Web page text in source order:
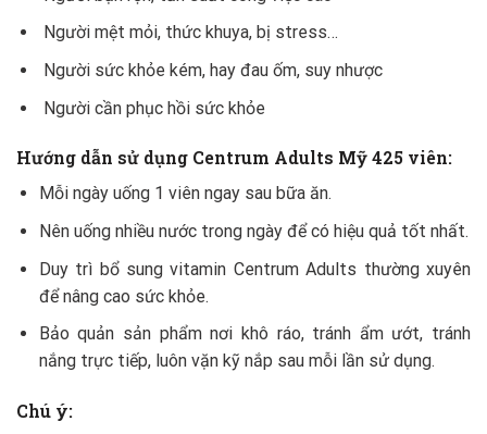
Người mệt mỏi, thức khuya, bị stress…
Người sức khỏe kém, hay đau ốm, suy nhược
Người cần phục hồi sức khỏe
Hướng dẫn sử dụng Centrum Adults Mỹ 425 viên:
Mỗi ngày uống 1 viên ngay sau bữa ăn.
Nên uống nhiều nước trong ngày để có hiệu quả tốt nhất.
Duy trì bổ sung vitamin Centrum Adults thường xuyên
để nâng cao sức khỏe.
Bảo quản sản phẩm nơi khô ráo, tránh ẩm ướt, tránh
nắng trực tiếp, luôn vặn kỹ nắp sau mỗi lần sử dụng.
Chú ý: